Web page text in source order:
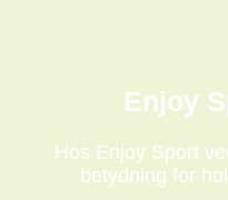
Enjoy
Hos Enjoy Sport
betydning for